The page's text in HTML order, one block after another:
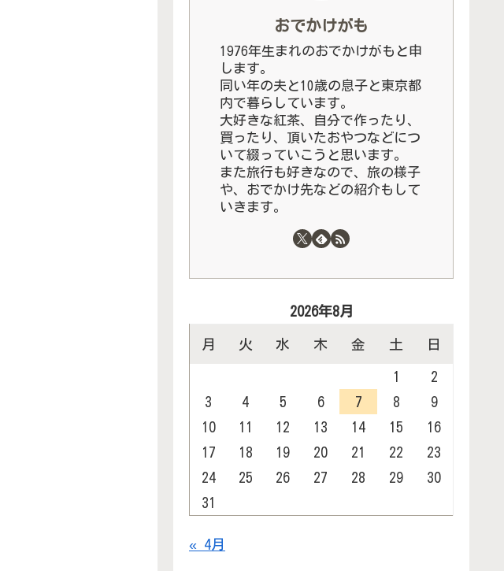
おでかけがも
1976年生まれのおでかけがもと申
します。
同い年の夫と10歳の息子と東京都
内で暮らしています。
大好きな紅茶、自分で作ったり、
買ったり、頂いたおやつなどにつ
いて綴っていこうと思います。
また旅行も好きなので、旅の様子
や、おでかけ先などの紹介もして
いきます。
2026年8月
月 火 水 木 金 土 日
1
2
3
4 5 6 7 8
9
10
11 12 13 14 15
16
17
18 19 20 21 22
23
24
25 26 27 28 29
30
31
« 4月